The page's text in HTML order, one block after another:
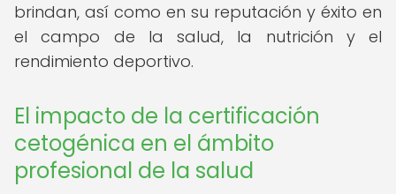
brindan, así como en su reputación y éxito en
el campo de la salud, la nutrición y el
rendimiento deportivo.
El impacto de la certificación
cetogénica en el ámbito
profesional de la salud